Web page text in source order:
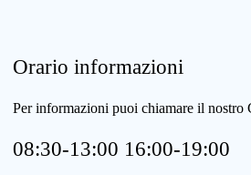
Orario informazioni
Per informazioni puoi chiamare il
08:30-13:00 16:00-19:00